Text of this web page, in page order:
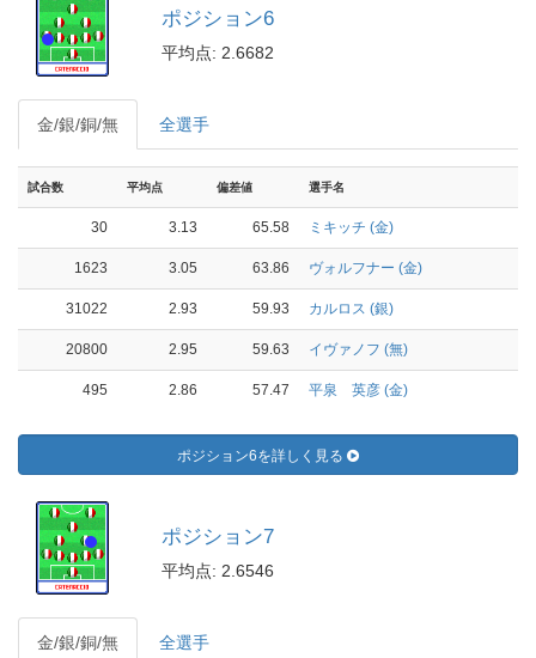
ポジション6
平均点: 2.6682
金/銀/銅/無 全選手
試合数 平均点 偏差値 選手名
30 3.13 65.58 ミキッチ (金)
1623 3.05 63.86 ヴォルフナー (金)
31022 2.93 59.93 カルロス (銀)
20800 2.95 59.63 イヴァノフ (無)
495 2.86 57.47 平泉 英彦 (金)
ポジション6を詳しく見る
ポジション7
平均点: 2.6546
金/銀/銅/無 全選手